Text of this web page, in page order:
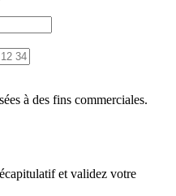
à des fins commerciales.
et validez votre